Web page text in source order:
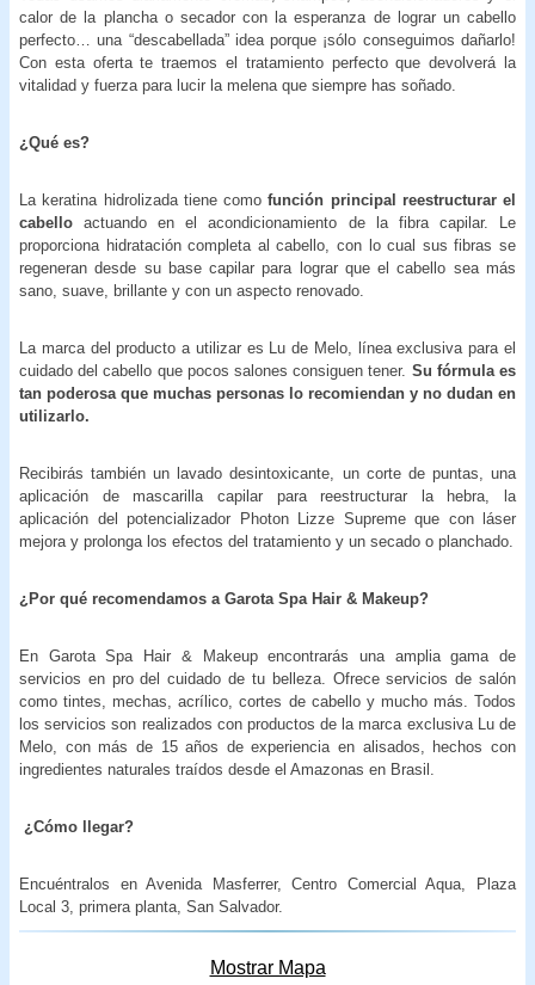
calor de la plancha o secador con la esperanza de lograr un cabello
perfecto… una “descabellada” idea porque ¡sólo conseguimos dañarlo!
Con esta oferta te traemos el tratamiento perfecto que devolverá la
vitalidad y fuerza para lucir la melena que siempre has soñado.
¿Qué es?
La keratina hidrolizada tiene comofunción principal reestructurar el
cabello actuando en el acondicionamiento de la fibra capilar. Le
proporciona hidratación completa al cabello, con lo cual sus fibras se
regeneran desde su base capilar para lograr que el cabello sea más
sano, suave, brillante y con un aspecto renovado.
La marca del producto a utilizar es Lu de Melo, línea exclusiva para el
cuidado del cabello que pocos salones consiguen tener. Su fórmula es
tan poderosa que muchas personas lo recomiendan y no dudan en
utilizarlo.
Recibirás también un lavado desintoxicante, un corte de puntas, una
aplicación de mascarilla capilar para reestructurar la hebra, la
aplicación del potencializador Photon Lizze Supreme que con láser
mejora y prolonga los efectos del tratamiento y un secado o planchado.
¿Por qué recomendamos a Garota Spa Hair & Makeup?
En Garota Spa Hair & Makeup encontrarás una amplia gama de
servicios en pro del cuidado de tu belleza. Ofrece servicios de salón
como tintes, mechas, acrílico, cortes de cabello y mucho más. Todos
los servicios son realizados con productos de la marca exclusiva Lu de
Melo, con más de 15 años de experiencia en alisados, hechos con
ingredientes naturales traídos desde el Amazonas en Brasil.
¿Cómo llegar?
Encuéntralos en Avenida Masferrer, Centro Comercial Aqua, Plaza
Local 3, primera planta, San Salvador.
Mostrar Mapa